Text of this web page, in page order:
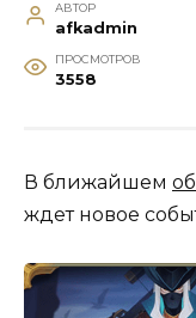
АВТОР
afkadmin
ПРОСМОТРОВ
3558
В ближайшем
ждет новое